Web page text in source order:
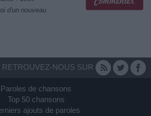
d'un nouveau
RETROUVEZ-NOUS SUR
Paroles de chansons
Top 50 chansons
ajouts de paroles